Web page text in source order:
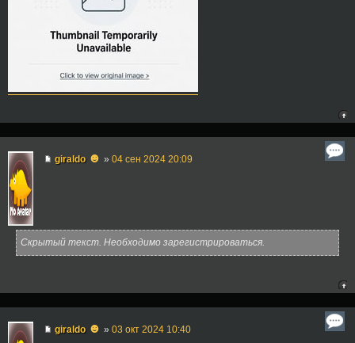
giraldo ☻ » 04 сен 2024 20:09
Скрытый текст. Необходимо зарегистрироваться.
giraldo ☻ » 03 окт 2024 10:40